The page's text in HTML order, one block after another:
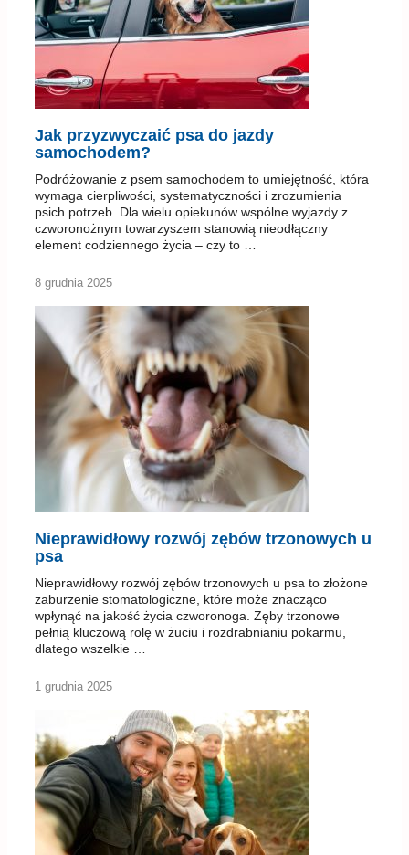
Jak przyzwyczaić psa do jazdy
samochodem?
Podróżowanie z psem samochodem to umiejętność, która
wymaga cierpliwości, systematyczności i zrozumienia
psich potrzeb. Dla wielu opiekunów wspólne wyjazdy z
czworonożnym towarzyszem stanowią nieodłączny
element codziennego życia – czy to …
8 grudnia 2025
Nieprawidłowy rozwój zębów trzonowych u
psa
Nieprawidłowy rozwój zębów trzonowych u psa to złożone
zaburzenie stomatologiczne, które może znacząco
wpłynąć na jakość życia czworonoga. Zęby trzonowe
pełnią kluczową rolę w żuciu i rozdrabnianiu pokarmu,
dlatego wszelkie …
1 grudnia 2025